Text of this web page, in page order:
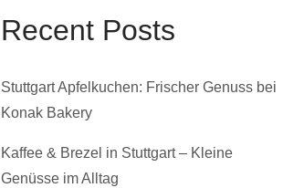
Recent Posts
Stuttgart Apfelkuchen: Frischer Genuss bei
Konak Bakery
Kaffee & Brezel in Stuttgart – Kleine
Genüsse im Alltag